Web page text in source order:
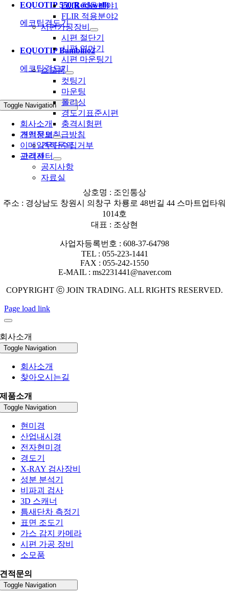
FLIR 적용분야1
FLIR 적용분야2
시편가공장비
시편 절단기
시편 연마기
시편 마운팅기
소모품
컷팅기
마운팅
폴리싱
경도기표준시편
충격시험편
견적문의
견적문의
고객센터
공지사항
자료실
EQUOTIP 550(Rockwell)
에코팁경도기
EQUOTIP Bambino2
에코팁경도기
Toggle Navigation
회사소개
개인정보취급방침
이메일무단수집거부
관리자
상호명 : 조인통상
주소 : 경상남도 창원시 의창구 차룡로 48번길 44 스마트업타워
1014호
대표 : 조상현
사업자등록번호 : 608-37-64798
TEL : 055-223-1441
FAX : 055-242-1550
E-MAIL : ms2231441@naver.com
COPYRIGHT ⓒ JOIN TRADING. ALL RIGHTS RESERVED.
Page load link
회사소개
Toggle Navigation
회사소개
찾아오시는길
제품소개
Toggle Navigation
현미경
산업내시경
전자현미경
경도기
X-RAY 검사장비
성분 분석기
비파괴 검사
3D 스캐너
틈새단차 측정기
표면 조도기
가스 감지 카메라
시편 가공 장비
소모품
견적문의
Toggle Navigation